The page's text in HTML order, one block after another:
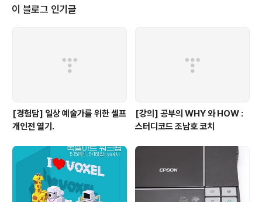
가 좋아하는 GTD 프로그램 THINGS 까지! 요건 iTunes 에 저장된 음악목록
을 최근 재생 순서대로 보여주는 타임라인입니..
이 블로그 인기글
[경험담] 일상 예술가를 위한 셀프
개인전 열기.
[강의] 공부의 WHY 와 HOW :
스터디코드 조남호 코치